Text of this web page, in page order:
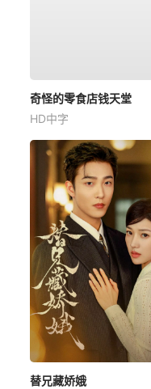
奇怪的零食店钱天堂
HD中字
替兄藏娇娥